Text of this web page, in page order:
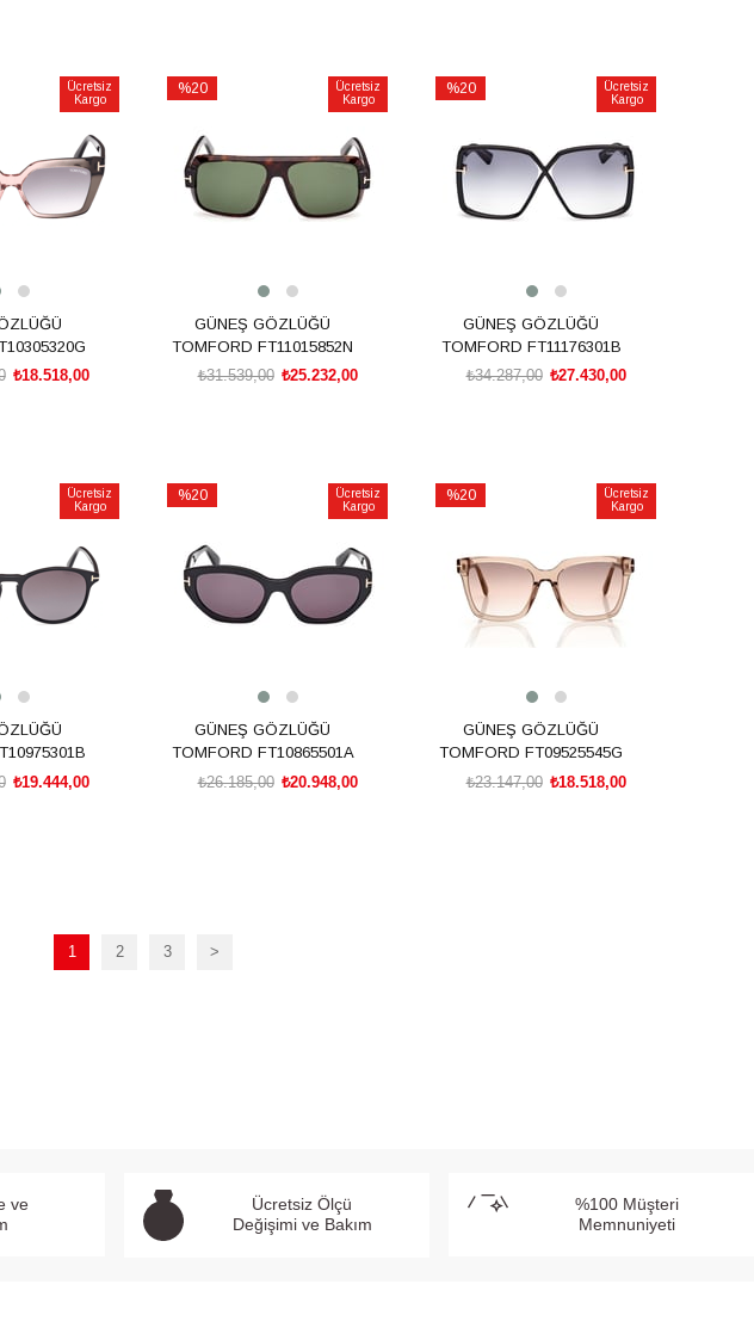
Ücretsiz
Kargo
₺18.518,00
%20
%20İndirim
Ücretsiz
Kargo
GÜNEŞ GÖZLÜĞÜ
TOMFORD FT11015852N
₺25.232,00
₺31.539,00
%20
Ücretsiz
Kargo
GÜNEŞ GÖZLÜĞÜ
TOMFORD FT11176301B
₺27.430,00
₺34.287,00
Ücretsiz
Kargo
₺19.444,00
%20
%20İndirim
Ücretsiz
Kargo
GÜNEŞ GÖZLÜĞÜ
TOMFORD FT10865501A
₺20.948,00
₺26.185,00
%20
Ücretsiz
Kargo
GÜNEŞ GÖZLÜĞÜ
TOMFORD FT09525545G
₺18.518,00
₺23.147,00
1 2 3 >
ve
Ücretsiz Ölçü
Değişimi ve Bakım
%100 Müşteri
Memnuniyeti